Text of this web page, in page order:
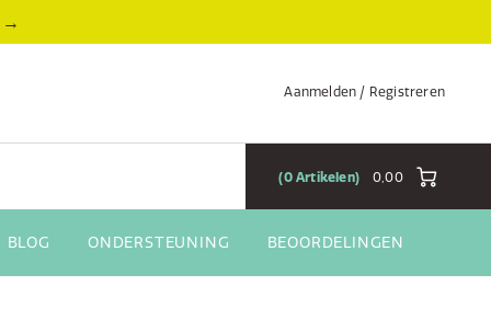
→
Aanmelden / Registreren
0,00
0Artikelen
BLOG ONDERSTEUNING BEOORDELINGEN